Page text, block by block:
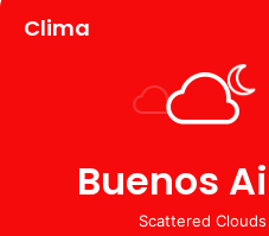
Clima
Buenos
Scattered Clouds